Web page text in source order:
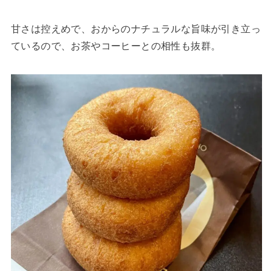
甘さは控えめで、おからのナチュラルな旨味が引き立っ
ているので、お茶やコーヒーとの相性も抜群。